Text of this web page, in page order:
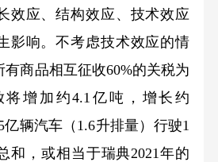
效应、结构效应、技术效应
影响。不考虑技术效应的情
商品相互征收60%的关税为
增加约4.1亿吨，增长约
亿辆汽车（1.6升排量）行驶1
和，或相当于瑞典2021年的